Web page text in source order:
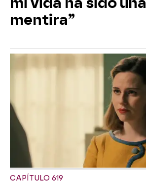
mentira”
CAPÍTULO 619